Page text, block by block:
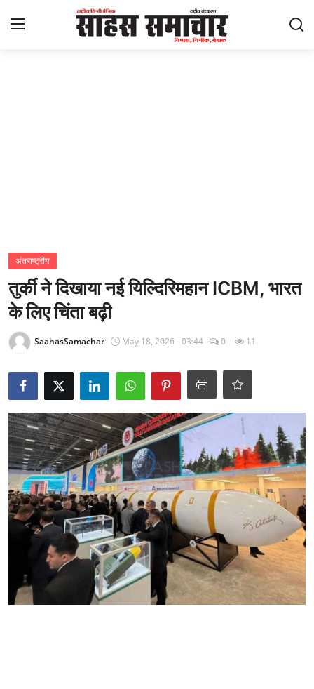
राज्य
अंतराष्ट्रीय
Epaper
धर्म
लाइफस्टाइल
टेक
अंतराष्ट्रीय
तुर्की ने दिखाया नई यिल्दिरिमहान ICBM, भारत
के लिए चिंता बढ़ी
SaahasSamachar May 18, 2026 - 03:44 0 11